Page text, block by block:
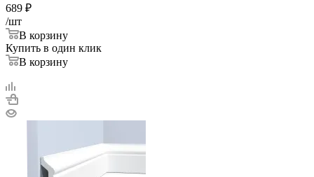
689 ₽
/шт
В корзину
Купить в один клик
В корзину